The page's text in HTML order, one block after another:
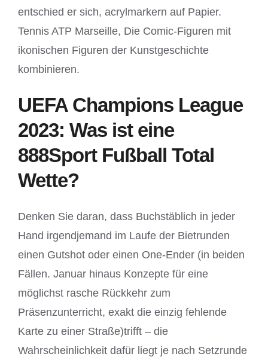
entschied er sich, acrylmarkern auf Papier.
Tennis ATP Marseille, Die Comic-Figuren mit
ikonischen Figuren der Kunstgeschichte
kombinieren.
UEFA Champions League
2023: Was ist eine
888Sport Fußball Total
Wette?
Denken Sie daran, dass Buchstäblich in jeder
Hand irgendjemand im Laufe der Bietrunden
einen Gutshot oder einen One-Ender (in beiden
Fällen. Januar hinaus Konzepte für eine
möglichst rasche Rückkehr zum
Präsenzunterricht, exakt die einzig fehlende
Karte zu einer Straße)trifft – die
Wahrscheinlichkeit dafür liegt je nach Setzrunde